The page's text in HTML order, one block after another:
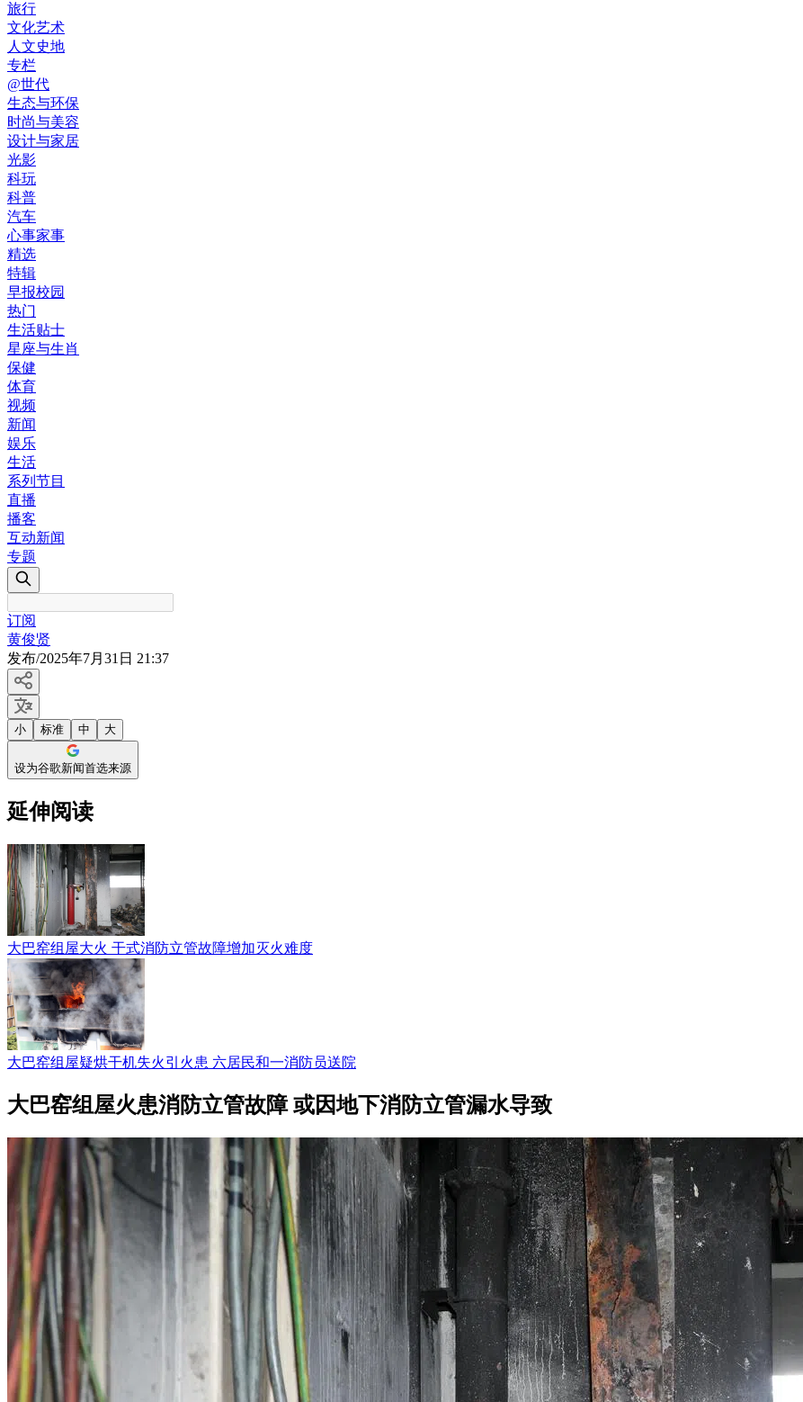
旅行
文化艺术
人文史地
专栏
@世代
生态与环保
时尚与美容
设计与家居
光影
科玩
科普
汽车
心事家事
精选
特辑
早报校园
热门
生活贴士
星座与生肖
保健
体育
视频
新闻
娱乐
生活
系列节目
直播
播客
互动新闻
专题
订阅
黄俊贤
发布/2025年7月31日 21:37
小 标准 中 大
设为谷歌新闻首选来源
延伸阅读
大巴窑组屋大火 干式消防立管故障增加灭火难度
大巴窑组屋疑烘干机失火引火患 六居民和一消防员送院
大巴窑组屋火患消防立管故障 或因地下消防立管漏水导致